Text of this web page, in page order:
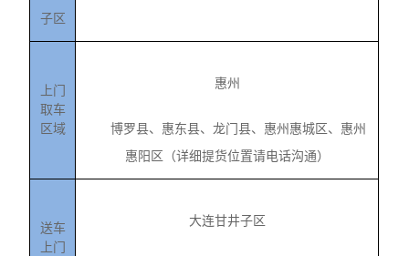
子区
上门
取车
区域
惠州
博罗县、惠东县、龙门县、惠州惠城区、惠州
惠阳区（详细提货位置请电话沟通）
送车
上门
大连甘井子区